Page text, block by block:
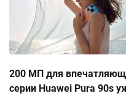
200 МП для
серии Huawei Pura 90s